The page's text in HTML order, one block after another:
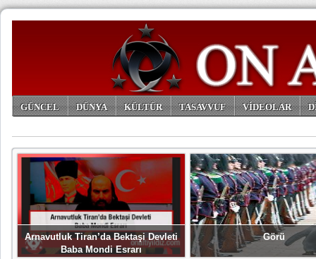
GÜNCEL DÜNYA KÜLTÜR TASAVVUF VİDEOLAR
Arnavutluk Tiran’da Bektaşi Devleti
Baba Mondi Esrarı
Görü